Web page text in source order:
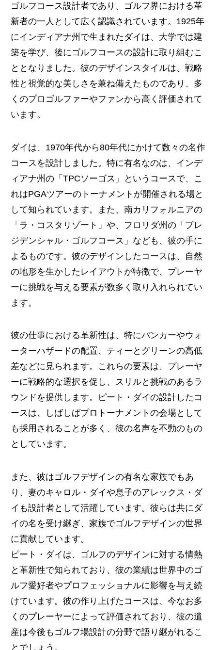
ゴルフコース設計者であり、ゴルフ界における革
新者の一人として広く認識されています。1925年
にインディアナ州で生まれたダイは、大学では建
築を学び、後にゴルフコースの設計に取り組むこ
ととなりました。彼のデザインスタイルは、戦略
性と視覚的な美しさを兼ね備えたものであり、多
くのプロゴルファーやファンから高く評価されて
います。
ダイは、1970年代から80年代にかけて数々の名作
コースを設計しました。特に有名なのは、インデ
ィアナ州の「TPCソーゴス」というコースで、こ
れはPGAツアーのトーナメントが開催される場と
して知られています。また、南カリフォルニアの
「ラ・コスタリゾート」や、フロリダ州の「プレ
ジデンシャル・ゴルフコース」なども、彼の手に
よるものです。彼のデザインしたコースは、自然
の地形を生かしたレイアウトが特徴で、プレーヤ
ーに挑戦を与える要素が数多く取り入れられてい
ます。
彼の仕事における革新性は、特にバンカーやウォ
ーターハザードの配置、ティーとグリーンの高低
差などに見られます。これらの要素は、プレーヤ
ーに戦略的な選択を促し、スリルと挑戦のあるラ
ウンドを提供します。ピート・ダイの設計したコ
ースは、しばしばプロトーナメントの会場として
も採用されることが多く、彼の名声を不動のもの
としています。
また、彼はゴルフデザインの有名な家族でもあ
り、妻のキャロル・ダイや息子のアレックス・ダ
イも設計者として活躍しています。彼らは共にダ
イの名を受け継ぎ、家族でゴルフデザインの世界
に貢献しています。
ピート・ダイは、ゴルフのデザインに対する情熱
と革新性で知られており、彼の業績は世界中のゴ
ルフ愛好者やプロフェッショナルに影響を与え続
けています。彼の作り上げたコースは、今なお多
くのプレーヤーによって評価されており、彼の遺
産は今後もゴルフ場設計の分野で語り継がれるこ
とでしょう。